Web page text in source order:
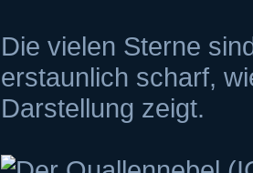
Die vielen Sterne
erstaunlich scharf,
Darstellung zeigt.